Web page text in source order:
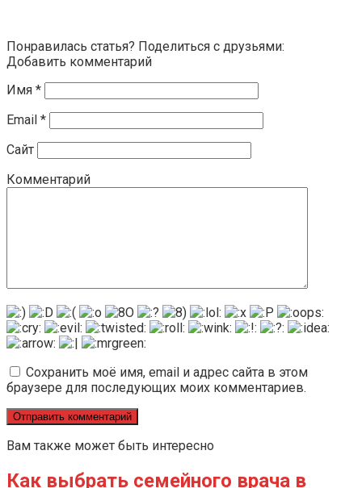
Понравилась статья? Поделиться с друзьями:
Добавить комментарий
Имя *
Email *
Сайт
Комментарий
Сохранить моё имя, email и адрес сайта в этом
браузере для последующих моих комментариев.
Вам также может быть интересно
Как выбрать семейного врача в